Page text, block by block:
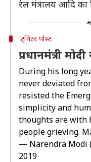
रेल मंत्रालय आदि का
ट्विटर पोस्ट
प्रधानमंत्री
During his long
never deviated
resisted the
simplicity and
thoughts are with
people grieving.
— Narendra Modi
2019